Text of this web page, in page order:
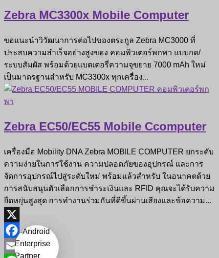
Zebra MC3300x Mobile Computer
ขอแนะนำวิวัฒนาการต่อไปของตระกูล Zebra MC3000 ที่
ประสบความสำเร็จอย่างสูงของ คอมพิวเตอร์พกพา แบบกด/
ระบบสัมผัส พร้อมด้วยแบตเตอรี่ความจุขยาย 7000 mAh ใหม่
เป็นมาตรฐานสำหรับ MC3300x ทุกเครื่อง...
Zebra EC50/EC55 Mobile Ccomputer
เครื่องมือ Mobility DNA Zebra MOBILE COMPUTER ยกระดับ
ความง่ายในการใช้งาน ความปลอดภัยของอุปกรณ์ และการ
จัดการอุปกรณ์ไปสู่ระดับใหม่ พร้อมแล้วสำหรับ ในอนาคตด้วย
การสนับสนุนตัวเลือกการชำระเงินและ RFID คุณจะได้รับความ
ยืดหยุ่นสูงสุด การทำงานร่วมกันที่ดีขึ้นผ่านเสียงและข้อความ...
X
Facebook